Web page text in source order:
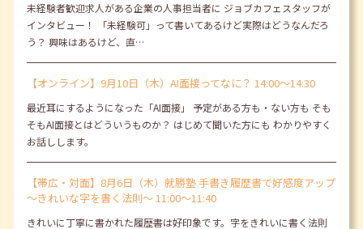
未経験者歓迎求人がある企業の人事担当者に ジョブカフェスタッフが
インタビュー！ 「未経験可」って書いてあるけど実際はどうなんだろ
う？ 興味はあるけど、直…
【オンライン】9月10日（木）AI面接ってなに？ 14:00～14:30
最近耳にするようになった「AI面接」 予定がある方も・ない方も そも
そもAI面接とはどういうものか？ はじめて聞いた方にも わかりやすく
お話しします。
【帯広・対面】8月6日（木）就勝塾 手書き履歴書で好感度アップ
～きれいな字を書く法則～ 11:00～11:40
きれいに丁寧に書かれた履歴書は好印象です。字をきれいに書く法則